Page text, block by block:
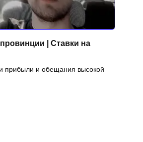
| Ставки на
прибыли и обещания высокой